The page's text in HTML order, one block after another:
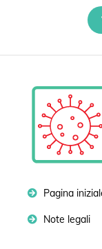
Pagina
Note legali